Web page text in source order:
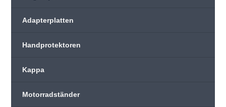
Adapterplatten
Handprotektoren
Kappa
Motorradständer